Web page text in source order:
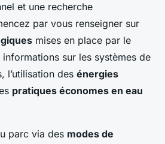
et une recherche
par vous renseigner sur
mises en place par le
sur les systèmes de
l’utilisation des énergies
pratiques économes en eau
parc via des modes de